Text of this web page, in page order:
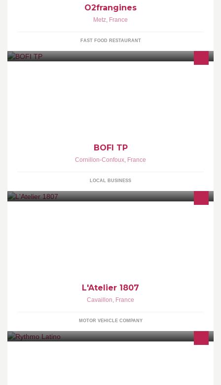
O2frangines
Metz, France
FAST FOOD RESTAURANT
BOFI TP
Cornillon-Confoux, France
LOCAL BUSINESS
L'Atelier 1807
Cavaillon, France
MOTOR VEHICLE COMPANY